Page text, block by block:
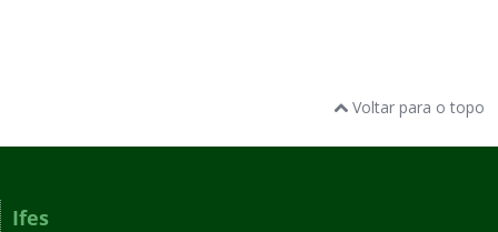
Voltar para o topo
Ifes